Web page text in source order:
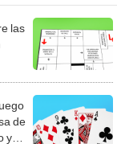
las
de
y